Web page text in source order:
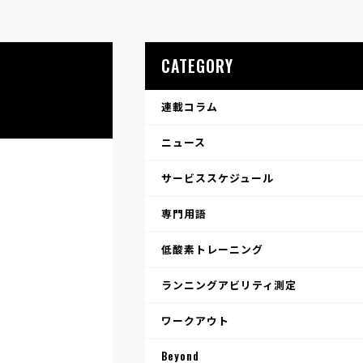
CATEGORY
連載コラム
ニュース
サービススケジュール
専門用語
低酸素トレーニング
ランニングアビリティ測定
ワークアウト
Beyond